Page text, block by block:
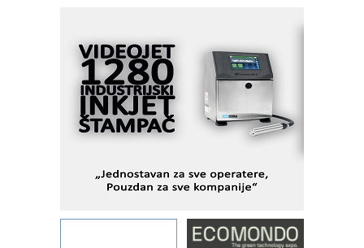
rešenjima
IBeRTIM - oprema za ispitivanje
kontrole kvaliteta
STAUFF – Komponente koje
povećavaju pouzdanost hidrauličkih
sistema
pouzdanost u transferu fluida
rešenja za filtraciju u hidrauličkim i
procesnim sistemima